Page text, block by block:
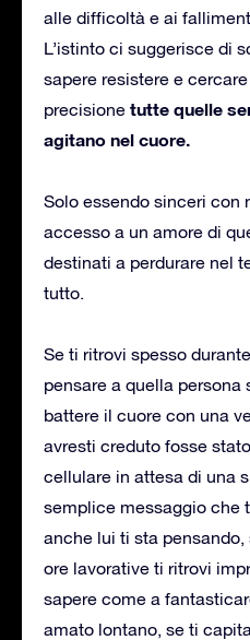
alle difficoltà e ai
L’istinto ci suggerisce di
sapere resistere e
precisione tutte quelle
agitano nel cuore.
Solo essendo sinceri con
accesso a un amore di
destinati a perdurare nel
tutto.
Se ti ritrovi spesso
pensare a quella
battere il cuore con una
avresti creduto fosse
cellulare in attesa di una
semplice messaggio che
anche lui ti sta
ore lavorative ti ritrovi
sapere come a
amato lontano, se ti